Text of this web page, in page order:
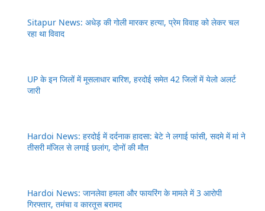
Sitapur News: अधेड़ की गोली मारकर हत्या, प्रेम विवाह को लेकर चल
रहा था विवाद
UP के इन जिलों में मूसलाधार बारिश, हरदोई समेत 42 जिलों में येलो अलर्ट
जारी
Hardoi News: हरदोई में दर्दनाक हादसा: बेटे ने लगाई फांसी, सदमे में मां ने
तीसरी मंजिल से लगाई छलांग, दोनों की मौत
Hardoi News: जानलेवा हमला और फायरिंग के मामले में 3 आरोपी
गिरफ्तार, तमंचा व कारतूस बरामद